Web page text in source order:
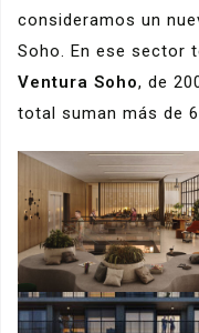
consideramos un
Soho. En ese sector
Ventura Soho, de
total suman más de